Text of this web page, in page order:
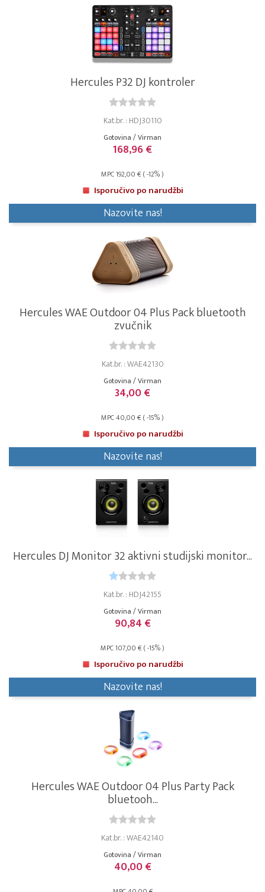
Hercules P32 DJ kontroler
Kat.br. : HDJ30110
Gotovina / Virman
168,96 €
MPC 192,00 € ( -12% )
Isporučivo po narudžbi
Nazovite nas!
Hercules WAE Outdoor 04 Plus Pack bluetooth
zvučnik
Kat.br. : WAE42130
Gotovina / Virman
34,00 €
MPC 40,00 € ( -15% )
Isporučivo po narudžbi
Nazovite nas!
Hercules DJ Monitor 32 aktivni studijski monitor...
Kat.br. : HDJ42155
Gotovina / Virman
90,84 €
MPC 107,00 € ( -15% )
Isporučivo po narudžbi
Nazovite nas!
Hercules WAE Outdoor 04 Plus Party Pack
bluetooh...
Kat.br. : WAE42140
Gotovina / Virman
40,00 €